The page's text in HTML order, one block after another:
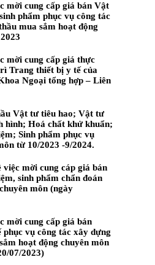
mời cung cấp giá bán Vật
phẩm phục vụ công tác
mua sắm hoạt động
mời cung cấp giá thực
Trang thiết bị y tế của
Ngoại tổng hợp – Liên
Vật tư tiêu hao; Vật tư
hình; Hoá chất khử khuẩn;
Sinh phẩm phục vụ
từ 10/2023 -9/2024.
việc mời cung cáp giá bán
sinh phẩm chẩn đoán
môn (ngày
mời cung cấp giá bán
vụ công tác xây dựng
hoạt động chuyên môn
07/2023)